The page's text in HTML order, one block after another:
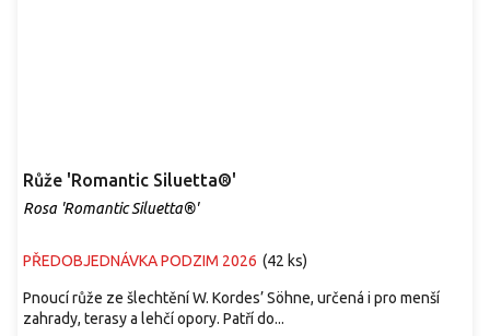
Růže 'Romantic Siluetta®'
Rosa 'Romantic Siluetta®'
PŘEDOBJEDNÁVKA PODZIM 2026 (42 ks)
Pnoucí růže ze šlechtění W. Kordes’ Söhne, určená i pro menší
zahrady, terasy a lehčí opory. Patří do...